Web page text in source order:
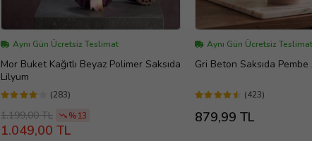
Aynı Gün Ücretsiz Teslimat
Mor Buket Kağıtlı Beyaz Polimer Saksıda
Lilyum
(283)
1.199,00 TL %13
1.049,00 TL
Aynı Gün Ücretsiz Teslimat
Gri Beton Saksıda
(423)
879,99 TL